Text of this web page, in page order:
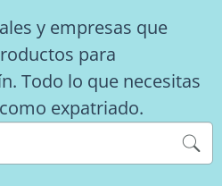
y empresas que
para
Todo lo que necesitas
expatriado.